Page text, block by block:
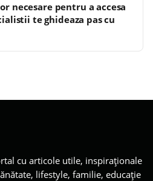
necesare pentru a accesa
te ghideaza pas cu
cu articole utile, inspiraționale
lifestyle, familie, educație